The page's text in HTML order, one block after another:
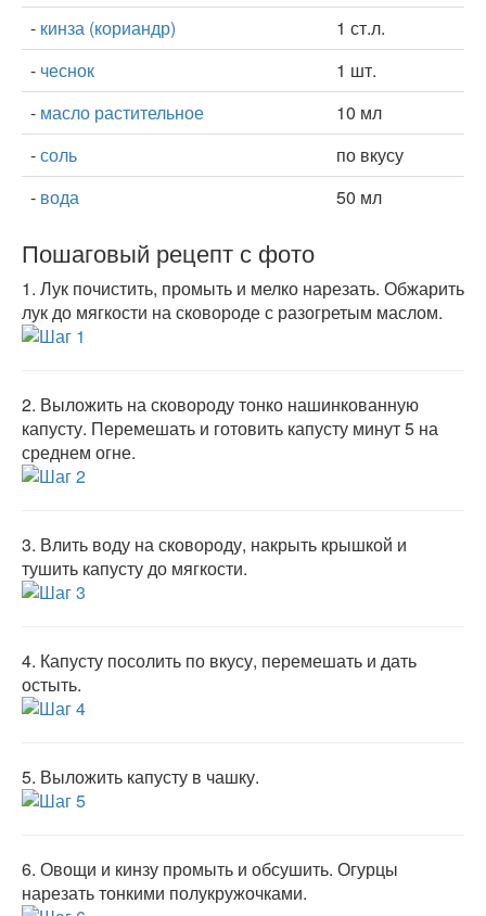
- кинза (кориандр)
1 ст.л.
- чеснок
1 шт.
- масло растительное
10 мл
-соль
по вкусу
- вода 50 мл
Пошаговый рецепт с фото
1. Лук почистить, промыть и мелко нарезать. Обжарить
лук до мягкости на сковороде с разогретым маслом.
2. Выложить на сковороду тонко нашинкованную
капусту. Перемешать и готовить капусту минут 5 на
среднем огне.
3. Влить воду на сковороду, накрыть крышкой и
тушить капусту до мягкости.
4. Капусту посолить по вкусу, перемешать и дать
остыть.
5. Выложить капусту в чашку.
6. Овощи и кинзу промыть и обсушить. Огурцы
нарезать тонкими полукружочками.